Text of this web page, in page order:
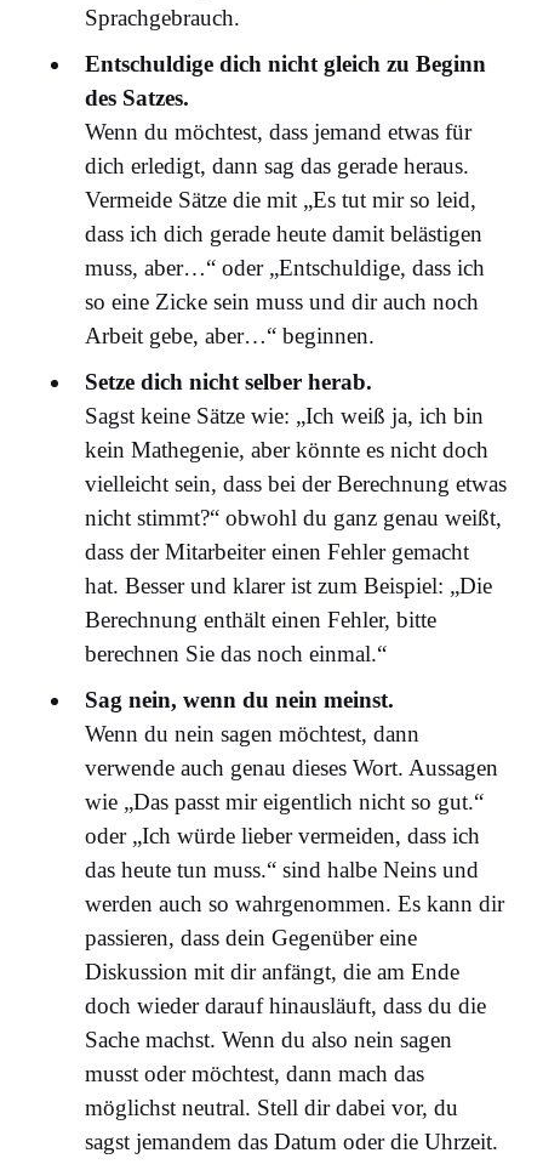
Sprachgebrauch.
Entschuldige dich nicht gleich zu Beginn
des Satzes.
Wenn du möchtest, dass jemand etwas für
dich erledigt, dann sag das gerade heraus.
Vermeide Sätze die mit „Es tut mir so leid,
dass ich dich gerade heute damit belästigen
muss, aber…“ oder „Entschuldige, dass ich
so eine Zicke sein muss und dir auch noch
Arbeit gebe, aber…“ beginnen.
Setze dich nicht selber herab.
Sagst keine Sätze wie: „Ich weiß ja, ich bin
kein Mathegenie, aber könnte es nicht doch
vielleicht sein, dass bei der Berechnung etwas
nicht stimmt?“ obwohl du ganz genau weißt,
dass der Mitarbeiter einen Fehler gemacht
hat. Besser und klarer ist zum Beispiel: „Die
Berechnung enthält einen Fehler, bitte
berechnen Sie das noch einmal.“
Sag nein, wenn du nein meinst.
Wenn du nein sagen möchtest, dann
verwende auch genau dieses Wort. Aussagen
wie „Das passt mir eigentlich nicht so gut.“
oder „Ich würde lieber vermeiden, dass ich
das heute tun muss.“ sind halbe Neins und
werden auch so wahrgenommen. Es kann dir
passieren, dass dein Gegenüber eine
Diskussion mit dir anfängt, die am Ende
doch wieder darauf hinausläuft, dass du die
Sache machst. Wenn du also nein sagen
musst oder möchtest, dann mach das
möglichst neutral. Stell dir dabei vor, du
sagst jemandem das Datum oder die Uhrzeit.